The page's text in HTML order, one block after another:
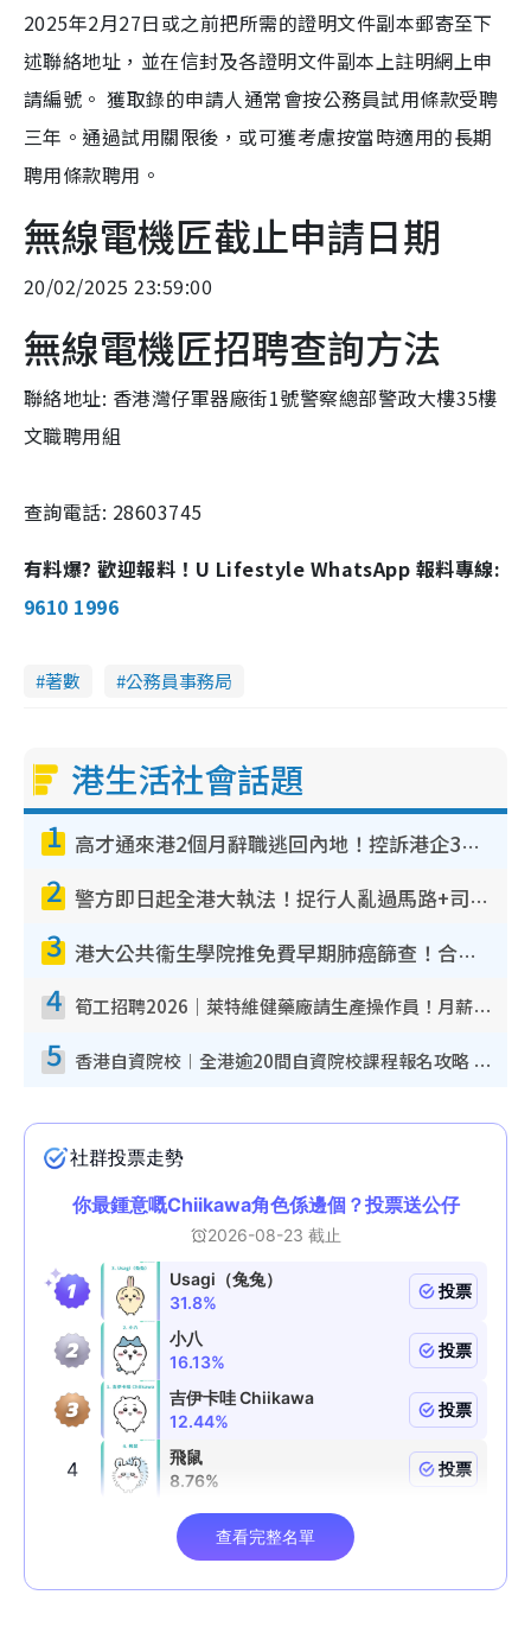
2025年2月27日或之前把所需的證明文件副本郵寄至下
述聯絡地址，並在信封及各證明文件副本上註明網上申
請編號。 獲取錄的申請人通常會按公務員試用條款受聘
三年。通過試用關限後，或可獲考慮按當時適用的長期
聘用條款聘用。
無線電機匠截止申請日期
20/02/2025 23:59:00
無線電機匠招聘查詢方法
聯絡地址: 香港灣仔軍器廠街1號警察總部警政大樓35樓
文職聘用組
查詢電話: 28603745
有料爆? 歡迎報料！U Lifestyle WhatsApp 報料專線:
9610 1996
著數 公務員事務局
港生活社會話題
1 高才通來港2個月辭職逃回內地！控訴港企3宗罪 歎微管理極窒息
2 警方即日起全港大執法！捉行人亂過馬路+司機不專注駕駛！亂過馬路罰$2000
3 港大公共衞生學院推免費早期肺癌篩查！合資格人士將獲全額資助定期血液化驗／電腦斷層掃描／風險評估
4 筍工招聘2026｜萊特維健藥廠請生產操作員！月薪高達$1.7萬 冷氣廠房/五天工作/保證雙糧
5 香港自資院校︱全港逾20間自資院校課程報名攻略 留位費可退/申請日期/報名連結